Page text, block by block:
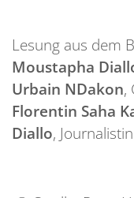
Lesung aus dem
Moustapha
Urbain NDakon,
Florentin Saha
Diallo,